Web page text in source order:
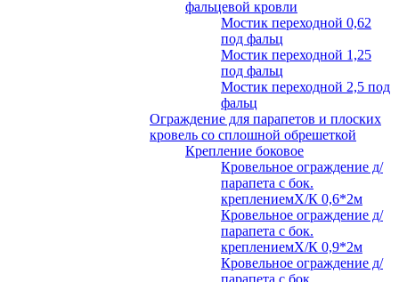
фальцевой кровли
Мостик переходной 0,62
под фальц
Мостик переходной 1,25
под фальц
Мостик переходной 2,5 под
фальц
Ограждение для парапетов и плоских
кровель со сплошной обрешеткой
Крепление боковое
Кровельное ограждение д/
парапета с бок.
креплениемХ/К 0,6*2м
Кровельное ограждение д/
парапета с бок.
креплениемХ/К 0,9*2м
Кровельное ограждение д/
парапета с бок.